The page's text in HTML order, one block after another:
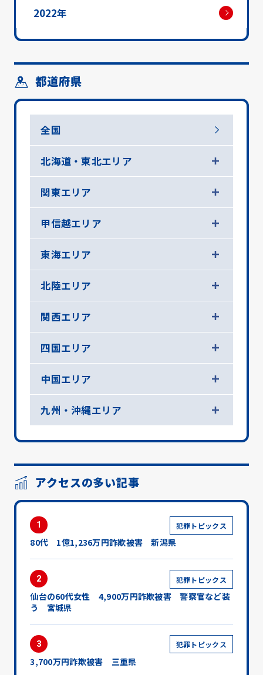
2022年
都道府県
全国
北海道・東北エリア
関東エリア
甲信越エリア
東海エリア
北陸エリア
関西エリア
四国エリア
中国エリア
九州・沖縄エリア
アクセスの多い記事
1 犯罪トピックス
80代 1億1,236万円詐欺被害 新潟県
2 犯罪トピックス
仙台の60代女性 4,900万円詐欺被害 警察官など装
う 宮城県
3 犯罪トピックス
3,700万円詐欺被害 三重県